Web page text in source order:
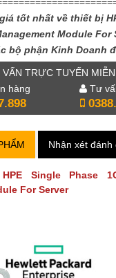
tốt nhất về thiết bị
Module For
bộ phận Kinh Doanh
TRỰC TUYẾN
hàng
Tư
Nhận xét đánh
HPE Single Phase
For Server